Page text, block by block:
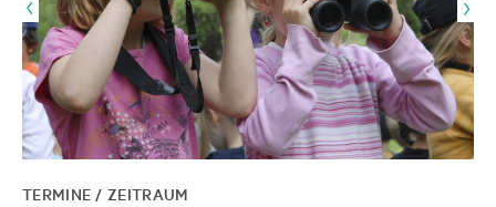
TERMINE / ZEITRAUM